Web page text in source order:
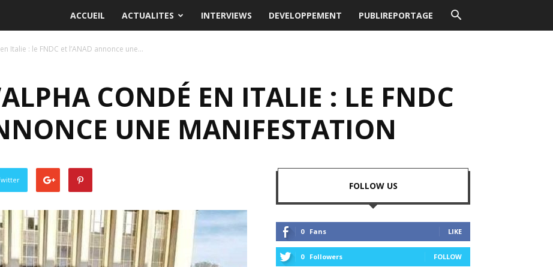
ACCUEIL ACTUALITES INTERVIEWS DEVELOPPEMENT PUBLIREPORTAGE
Italie : le FNDC et l’ANAD annonce une...
CONDÉ EN ITALIE : LE FNDC
UNE MANIFESTATION
FOLLOW US
0 Fans LIKE
0 Followers FOLLOW